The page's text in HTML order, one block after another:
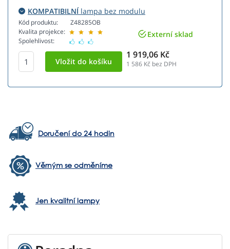
KOMPATIBILNÍlampa bez modulu
Kód produktu:
Kvalita projekce:
Spolehlivost:
Z48285OB
Externí sklad
1 919,06 Kč
1 586 Kč bez DPH
Doručení do 24 hodin
Věrným se odměníme
Jen kvalitní lampy